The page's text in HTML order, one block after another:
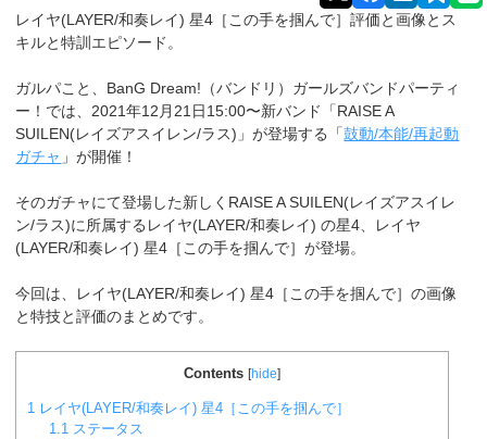
レイヤ(LAYER/和奏レイ) 星4［この手を掴んで］評価と画像とス
キルと特訓エピソード。
ガルパこと、BanG Dream!（バンドリ）ガールズバンドパーティ
ー！では、2021年12月21日15:00〜新バンド「RAISE A
SUILEN(レイズアスイレン/ラス)」が登場する「鼓動/本能/再起動
ガチャ 」が開催！
そのガチャにて登場した新しくRAISE A SUILEN(レイズアスイレ
ン/ラス)に所属するレイヤ(LAYER/和奏レイ)の星4、レイヤ
(LAYER/和奏レイ) 星4［この手を掴んで］が登場。
今回は、レイヤ(LAYER/和奏レイ) 星4［この手を掴んで］の画像
と特技と評価のまとめです。
Contents [hide]
1 レイヤ(LAYER/和奏レイ) 星4［この手を掴んで］
1.1 ステータス